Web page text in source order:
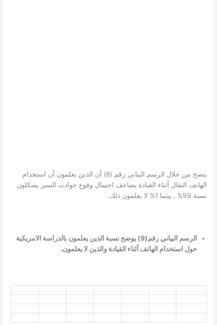
يتضح من خلال الرسم البياني رقم (8) أن الذين يعلمون أن استخدام
الهاتف النقال أثناء القيادة يضاعف احتمال وقوع حوادث السير يشكلون
نسبة 99% , بينما 1% لا يعلمون ذلك.
الرسم البياني رقم(9) يوضح نسبة الذين يعلمون بالدراسة الامريكية
حول استخدام الهاتف أثناء القيادة والذين لا يعلمون.